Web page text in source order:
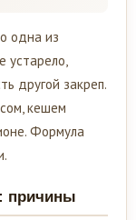
одна из
устарело,
другой закреп.
кешем
Формула
причины